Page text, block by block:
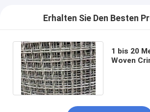
Erhalten Sie Den Besten
1 bis 20
Woven